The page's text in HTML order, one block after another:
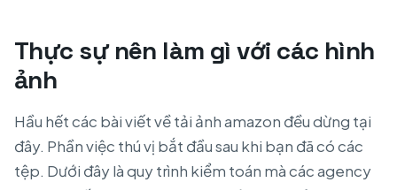
Thực sự nên làm gì với các hình
ảnh
Hầu hết các bài viết về tải ảnh amazon đều dừng tại
đây. Phần việc thú vị bắt đầu sau khi bạn đã có các
tệp. Dưới đây là quy trình kiểm toán mà các agency